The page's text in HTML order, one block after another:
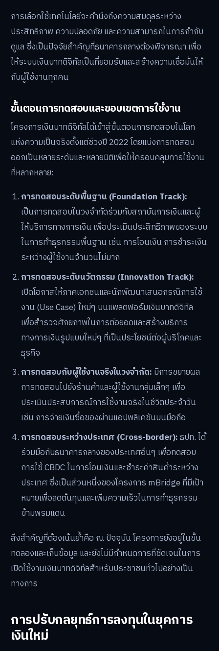
การเลือกใช้เทคโนโลยีจะคำนึงถึงความสมดุลระหว่าง
ประสิทธิภาพ ความปลอดภัย และความสามารถในการกำกับ
ดูแล ซึ่งเป็นปัจจัยสำคัญที่ธนาคารกลางต้องพิจารณา เพื่อ
ให้ระบบเงินบาทดิจิทัลเป็นที่ยอมรับและสร้างความเชื่อมั่นให้
กับผู้ใช้งานทุกคน
ขั้นตอนการทดสอบและขอบเขตการใช้งาน
โครงการเงินบาทดิจิทัลได้เข้าสู่ขั้นตอนการทดสอบในโลก
แห่งความเป็นจริงตั้งแต่ช่วงปี 2022 โดยแบ่งการทดสอบ
ออกเป็นหลายระดับและหลายมิติเพื่อให้ครอบคลุมการใช้งาน
ที่หลากหลาย:
การทดสอบระดับพื้นฐาน (Foundation Track):
เป็นการทดสอบในวงจำกัดร่วมกับสถาบันการเงินและผู้
ให้บริการทางการเงิน เพื่อประเมินประสิทธิภาพของระบบ
ในการทำธุรกรรมพื้นฐาน เช่น การโอนเงิน การชำระเงิน
ระหว่างผู้ใช้งานจำนวนไม่มาก
การทดสอบระดับนวัตกรรม (Innovation Track):
เปิดโอกาสให้ภาคเอกชนและนักพัฒนาเสนอกรณีการใช้
งาน (Use Case) ใหม่ๆ บนแพลตฟอร์มเงินบาทดิจิทัล
เพื่อสำรวจศักยภาพในการต่อยอดและสร้างบริการ
ทางการเงินรูปแบบใหม่ๆ ที่เป็นประโยชน์ต่อผู้บริโภคและ
ธุรกิจ
การทดสอบกับผู้ใช้งานจริงในวงจำกัด: มีการขยายผล
การทดสอบไปยังร้านค้าและผู้ใช้งานกลุ่มเล็กๆ เพื่อ
ประเมินประสบการณ์การใช้งานจริงในชีวิตประจำวัน
เช่น การจ่ายเงินซื้อของผ่านแอปพลิเคชันบนมือถือ
การทดสอบระหว่างประเทศ (Cross-border):ธปท. ได้
ร่วมมือกับธนาคารกลางของประเทศอื่นๆ เพื่อทดสอบ
การใช้ CBDC ในการโอนเงินและชำระค่าสินค้าระหว่าง
ประเทศ ซึ่งเป็นส่วนหนึ่งของโครงการ mBridge ที่มีเป้า
หมายเพื่อลดต้นทุนและเพิ่มความเร็วในการทำธุรกรรม
ข้ามพรมแดน
สิ่งสำคัญที่ต้องเน้นย้ำคือ ณ ปัจจุบัน โครงการยังอยู่ในขั้น
ทดลองและเก็บข้อมูล และยังไม่มีกำหนดการที่ชัดเจนในการ
เปิดใช้งานเงินบาทดิจิทัลสำหรับประชาชนทั่วไปอย่างเป็น
ทางการ
การปรับกลยุทธ์การลงทุนในยุคการ
เงินใหม่